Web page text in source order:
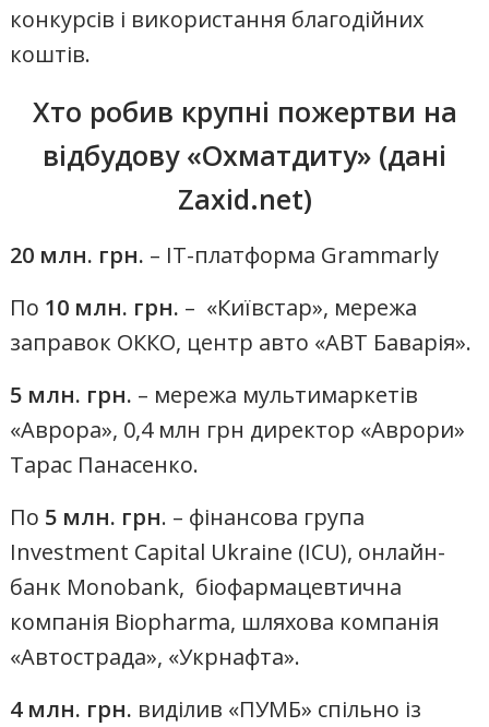
конкурсів і використання благодійних
коштів.
Хто робив крупні пожертви на
відбудову «Охматдиту» (дані
Zaxid.net)
20 млн. грн. – IT-платформа Grammarly
По 10 млн. грн. – «Київстар», мережа
заправок ОККО, центр авто «АВТ Баварія».
5 млн. грн. – мережа мультимаркетів
«Аврора», 0,4 млн грн директор «Аврори»
Тарас Панасенко.
По 5 млн. грн. – фінансова група
Investment Capital Ukraine (ICU), онлайн-
банк Monobank, біофармацевтична
компанія Biopharma, шляхова компанія
«Автострада», «Укрнафта».
4 млн. грн. виділив «ПУМБ» спільно із